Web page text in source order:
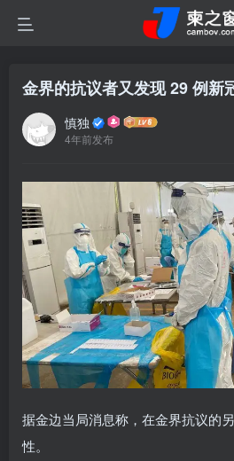
金界的抗议者又发现 29 例新
慎独
4年前发布
据金边当局消息称，在金界抗议的
性。